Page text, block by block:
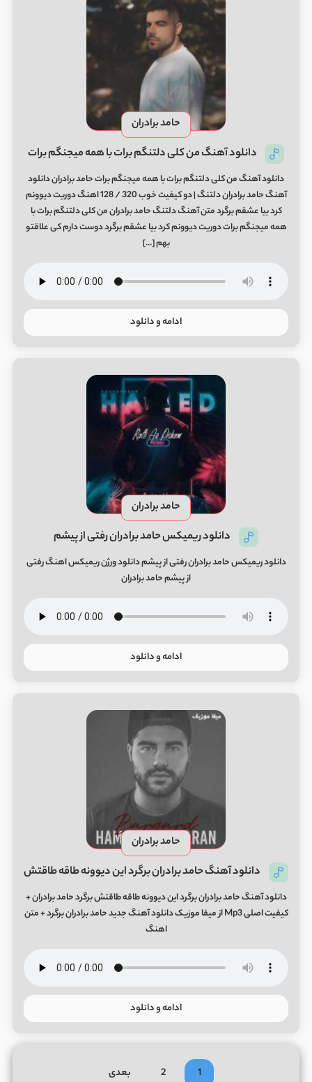
حامد برادران
دانلود آهنگ من کلی دلتنگم برات با همه میجنگم برات
دانلود آهنگ من کلی دلتنگم برات با همه میجنگم برات حامد برادران دانلود
آهنگ حامد برادران دلتنگ | دو کیفیت خوب 320 / 128 اهنگ دوریت دیوونم
کرد بیا عشقم برگرد متن آهنگ دلتنگ حامد برادران من کلی دلتنگم برات با
همه میجنگم برات دوریت دیوونم کرد بیا عشقم برگرد دوست دارم کی علاقتو
بهم […]
ادامه و دانلود
حامد برادران
دانلود ریمیکس حامد برادران رفتی از پیشم
دانلود ریمیکس حامد برادران رفتی از پیشم دانلود ورژن ریمیکس اهنگ رفتی
از پیشم حامد برادران
ادامه و دانلود
حامد برادران
دانلود آهنگ حامد برادران برگرد این دیوونه طاقه طاقتش
دانلود آهنگ حامد برادران برگرد این دیوونه طاقه طاقتش برگرد حامد برادران +
کیفیت اصلی Mp3 از میفا موزیک دانلود آهنگ جدید حامد برادران برگرد + متن
اهنگ
ادامه و دانلود
1
2 بعدی